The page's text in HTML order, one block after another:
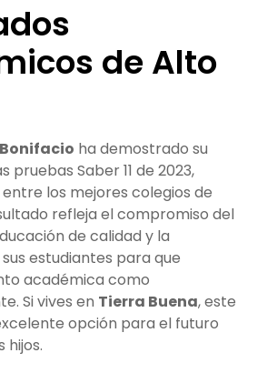
de Alto
ha demostrado su
pruebas Saber 11 de 2023,
los mejores colegios de
refleja el compromiso del
de calidad y la
estudiantes para que
académica como
Si vives en Tierra Buena, este
opción para el futuro
hijos.